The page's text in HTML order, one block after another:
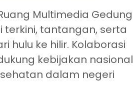
Multimedia Gedung
terkini, tantangan, serta
hulu ke hilir. Kolaborasi
kebijakan nasional
dalam negeri